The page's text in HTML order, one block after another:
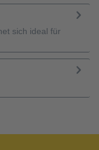
sich ideal für